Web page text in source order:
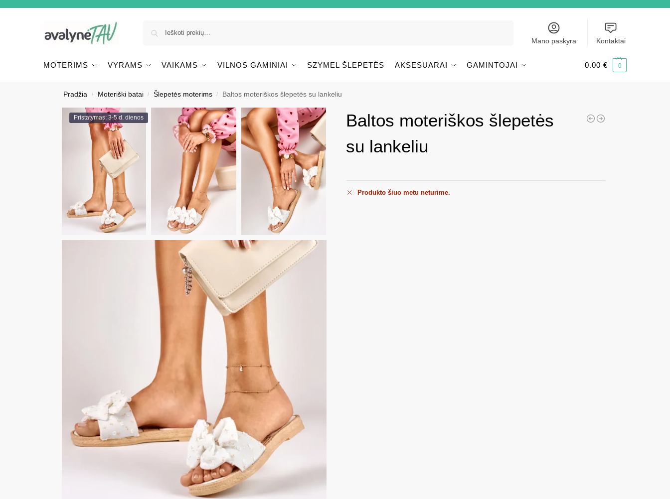
Mano paskyra Kontaktai
MOTERIMS VYRAMS VAIKAMS VILNOS GAMINIAI SZYMEL ŠLEPETĖS AKSESUARAI GAMINTOJAI 0.00 € 0
Pradžia / Moteriški batai / Šlepetės moterims / Baltos moteriškos šlepetės su lankeliu
Pristatymas: 3-5 d. dienos
Baltos moteriškos šlepetės
su lankeliu
Produkto šiuo metu neturime.